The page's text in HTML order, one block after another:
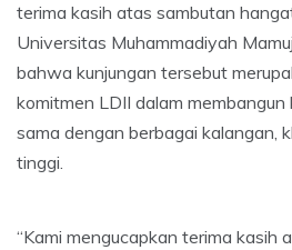
terima kasih atas sambutan
Universitas Muhammadiyah
bahwa kunjungan tersebut
komitmen LDII dalam membangun
sama dengan berbagai kalangan,
tinggi.
“Kami mengucapkan terima kasih